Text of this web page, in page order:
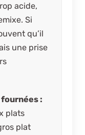
acide,
Si
qu’il
une prise
:
plats
plat